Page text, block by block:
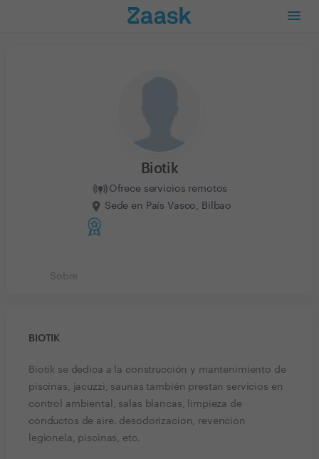
Biotik
Ofrece servicios remotos
Sede en País Vasco, Bilbao
Sobre
BIOTIK
Biotik se dedica a la construcción y mantenimiento de
piscinas, jacuzzi, saunas también prestan servicios en
control ambiental, salas blancas, limpieza de
conductos de aire. desodorizacion, revencion
legionela, piscinas, etc.